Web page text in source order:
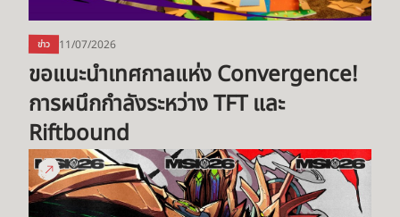
TFT
และ
Riftbound
ข่าว 11/07/2026
ขอแนะนำเทศกาลแห่ง Convergence!
การผนึกกำลังระหว่าง TFT และ
Riftbound
Call
Your
Shot